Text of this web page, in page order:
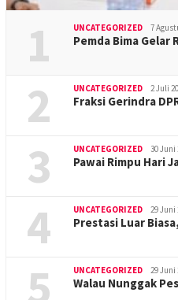
1 UNCATEGORIZED 7
Pemda Bima
2 UNCATEGORIZED 2 Juli
Fraksi Gerindra
3 UNCATEGORIZED 30 Juni
Pawai Rimpu Hari
4 UNCATEGORIZED 29 Juni
Prestasi Luar
5 UNCATEGORIZED 29 Juni
Walau Nunggak